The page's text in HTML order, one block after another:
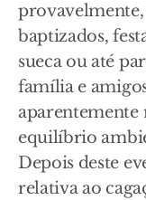
provavelmente,
baptizados,
sueca ou até
família e
aparentemente
equilíbrio
Depois deste
relativa ao